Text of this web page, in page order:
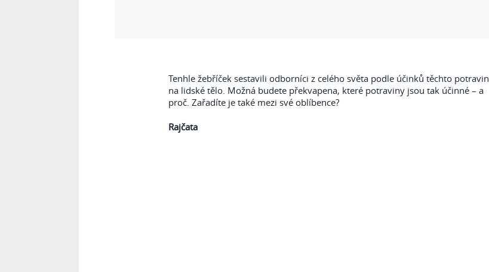
Tenhle žebříček sestavili odborníci z celého světa podle účinků těchto potravin
na lidské tělo. Možná budete překvapena, které potraviny jsou tak účinné – a
proč. Zařadíte je také mezi své oblíbence?
Rajčata